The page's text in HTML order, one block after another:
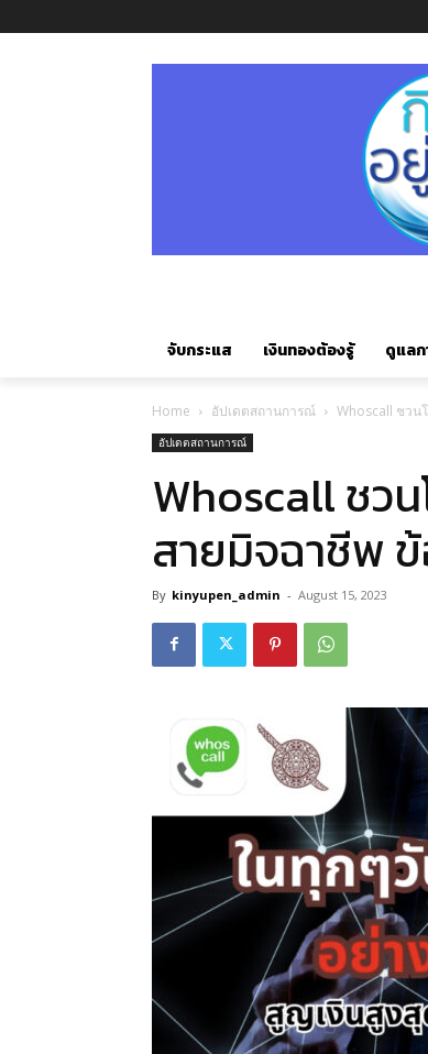
จับกระแส เงินทองต้องรู้ ดูแลก
Home อัปเดตสถานการณ์ Whoscall ชวน
อัปเดตสถานการณ์
Whoscall ชว
สายมิจฉาชีพ
By kinyupen_admin - August 15, 2023